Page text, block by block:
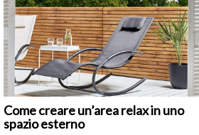
Come creare un’area relax in uno
spazio esterno